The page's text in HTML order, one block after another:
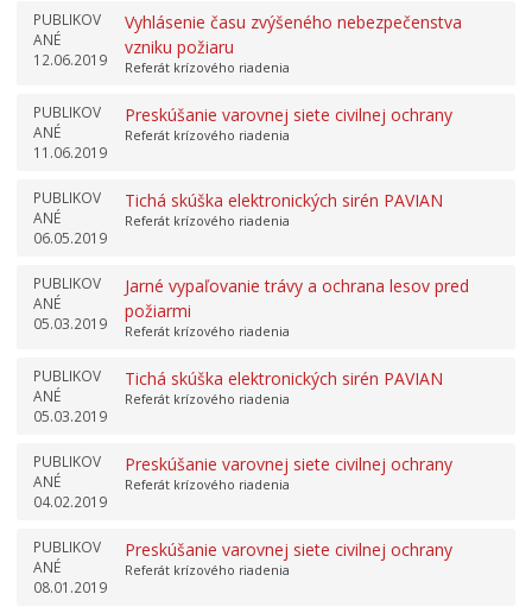
PUBLIKOV
ANÉ
12.06.2019
Vyhlásenie času zvýšeného nebezpečenstva
vzniku požiaru
Referát krízového riadenia
PUBLIKOV
ANÉ
11.06.2019
Preskúšanie varovnej siete civilnej ochrany
Referát krízového riadenia
PUBLIKOV
ANÉ
06.05.2019
Tichá skúška elektronických sirén PAVIAN
Referát krízového riadenia
PUBLIKOV
ANÉ
05.03.2019
Jarné vypaľovanie trávy a ochrana lesov pred
požiarmi
Referát krízového riadenia
PUBLIKOV
ANÉ
05.03.2019
Tichá skúška elektronických sirén PAVIAN
Referát krízového riadenia
PUBLIKOV
ANÉ
04.02.2019
Preskúšanie varovnej siete civilnej ochrany
Referát krízového riadenia
PUBLIKOV
ANÉ
08.01.2019
Preskúšanie varovnej siete civilnej ochrany
Referát krízového riadenia